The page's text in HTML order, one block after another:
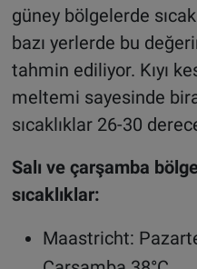
güney bölgelerde
bazı yerlerde bu
tahmin ediliyor. Kıyı
meltemi sayesinde
sıcaklıklar 26-30
Salı ve çarşamba
sıcaklıklar:
Maastricht: